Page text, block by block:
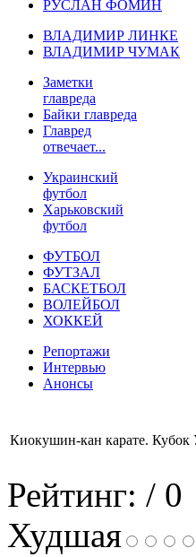
РУСЛАН ФОМИН
ВЛАДИМИР ЛИНКЕ
ВЛАДИМИР ЧУМАК
Заметки
главреда
Байки главреда
Главред
отвечает...
Украинский
футбол
Харьковский
футбол
ФУТБОЛ
ФУТЗАЛ
БАСКЕТБОЛ
ВОЛЕЙБОЛ
ХОККЕЙ
Репортажи
Интервью
Анонсы
Киокушин-кан карате.
Рейтинг: / 0
Худшая